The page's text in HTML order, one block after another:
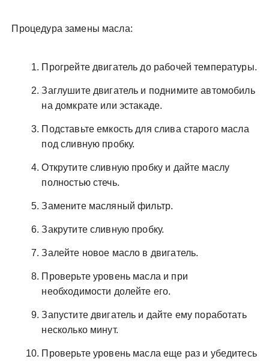
Процедура замены масла:
Прогрейте двигатель до рабочей температуры.
Заглушите двигатель и поднимите автомобиль
на домкрате или эстакаде.
Подставьте емкость для слива старого масла
под сливную пробку.
Открутите сливную пробку и дайте маслу
полностью стечь.
Замените масляный фильтр.
Закрутите сливную пробку.
Залейте новое масло в двигатель.
Проверьте уровень масла и при
необходимости долейте его.
Запустите двигатель и дайте ему поработать
несколько минут.
Проверьте уровень масла еще раз и убедитесь